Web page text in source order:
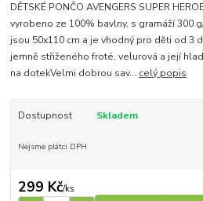
DĚTSKÉ PONČO AVENGERS SUPER
vyrobeno ze 100% bavlny, s gramáží 300
jsou 50x110 cm a je vhodný pro děti od 3
jemně střiženého froté, velurová a její
na dotekVelmi dobrou sav... celý popis
Dostupnost Skladem
Nejsme plátci DPH
299 Kč/ks